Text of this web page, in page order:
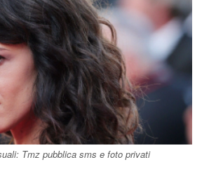
Tmz pubblica sms e foto privati